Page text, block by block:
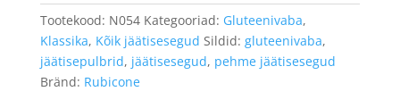
Tootekood: N054 Kategooriad: Gluteenivaba,
Klassika, Kõik jäätisesegud Sildid: gluteenivaba,
jäätisepulbrid, jäätisesegud, pehme jäätisesegud
Bränd: Rubicone